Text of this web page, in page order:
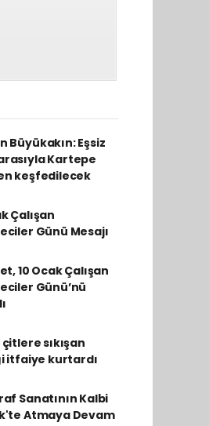
Büyükakın: Eşsiz
Kartepe
keşfedilecek
Çalışan
Günü Mesajı
10 Ocak Çalışan
Günü’nü
sıkışan
itfaiye kurtardı
Sanatının Kalbi
Atmaya Devam